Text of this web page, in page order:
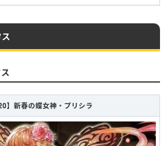
】新春の蝶女神・プリシラ